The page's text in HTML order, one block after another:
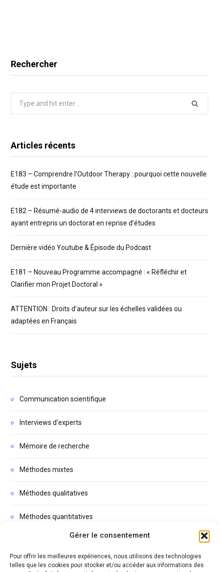
Gérer le consentement
Pour offrir les meilleures expériences, nous utilisons des technologies
telles que les cookies pour stocker et/ou accéder aux informations des
Rechercher
Articles récents
E183 – Comprendre l’Outdoor Therapy : pourquoi cette nouvelle
étude est importante
E182 – Résumé-audio de 4 interviews de doctorants et docteurs
ayant entrepris un doctorat en reprise d’études
Dernière vidéo Youtube & Épisode du Podcast
E181 – Nouveau Programme accompagné : « Réfléchir et
Clarifier mon Projet Doctoral »
ATTENTION : Droits d’auteur sur les échelles validées ou
adaptées en Français
Sujets
Communication scientifique
Interviews d'experts
Mémoire de recherche
Méthodes mixtes
Méthodes qualitatives
Méthodes quantitatives
Podcasts